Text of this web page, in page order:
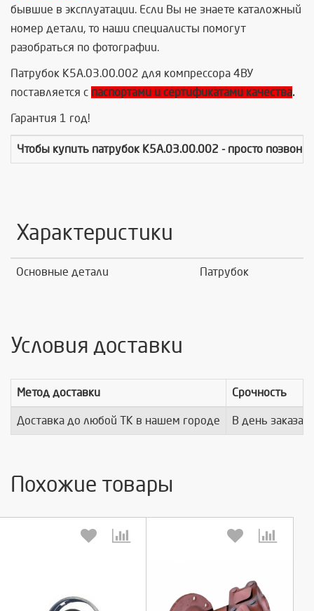
бывшие в эксплуатации. Если Вы не знаете каталожный
номер детали, то наши специалисты помогут
разобраться по фотографии.
Патрубок К5А.03.00.002 для компрессора 4ВУ
поставляется с паспортами и сертификатами качества.
Гарантия 1 год!
Чтобы купить патрубок К5А.03.00.002 - просто
Характеристики
Основные детали Патрубок
Условия доставки
Метод доставки Срочность
Доставка до любой ТК в нашем городе В день заказа
Похожие товары